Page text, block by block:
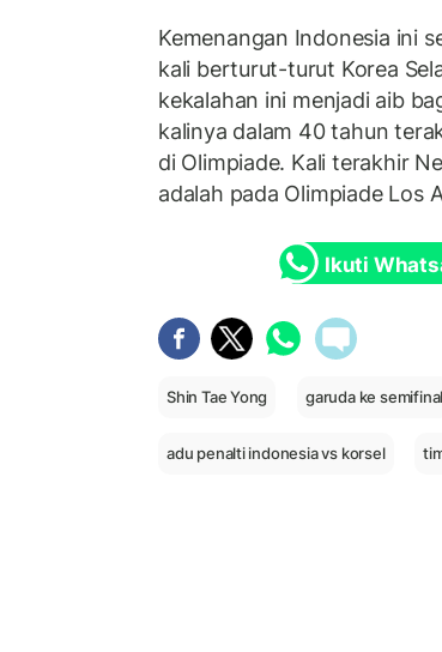
Kemenangan Indonesia ini
kali berturut-turut Korea
kekalahan ini menjadi aib
kalinya dalam 40 tahun
di Olimpiade. Kali terakhir
adalah pada Olimpiade Los
Ikuti
Shin Tae Yong garuda ke semifinal
adu penalti indonesia vs korsel